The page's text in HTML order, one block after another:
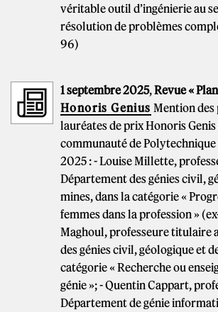
véritable outil d’ingénierie au
résolution de problèmes
96)
1 septembre 2025,Revue «
Honoris Genius Mention des
lauréates de prix Honoris Genis
communauté de
2025 : - Louise Millette,
Département des génies civil,
mines, dans la catégorie «
femmes dans la profession »
Maghoul, professeure titulaire
des génies civil, géologique et
catégorie « Recherche ou
génie »; - Quentin Cappart,
Département de génie